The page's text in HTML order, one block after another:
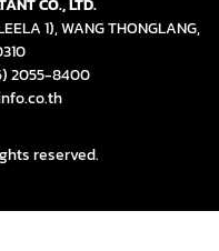
CO., LTD.
1), WANG THONGLANG,
2055-8400
reserved.